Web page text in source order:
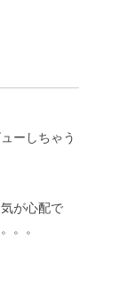
ーしちゃう
が心配で
。。